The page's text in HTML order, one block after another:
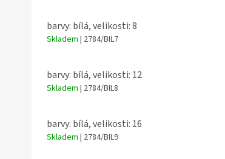
barvy: bílá, velikosti: 8
Skladem | 2784/BIL7
barvy: bílá, velikosti: 12
Skladem | 2784/BIL8
barvy: bílá, velikosti: 16
Skladem | 2784/BIL9